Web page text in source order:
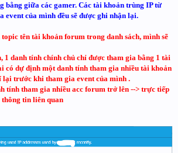
bằng giữa các gamer. Các tài khoản trùng IP từ
event của mình đều sẽ được ghi nhận lại.
tên tài khoản forum trong danh sách, mình sẽ
1 danh tính chính chủ chỉ được tham gia bằng 1 tài
có dự định một danh tính tham gia nhiều tài khoản
lại trước khi tham gia event của mình .
tính tham gia nhiều acc forum trở lên --> trực tiếp
thông tin liên quan